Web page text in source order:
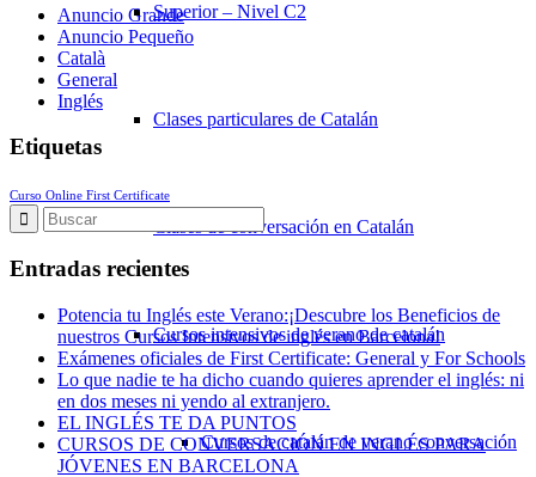
Superior – Nivel C2
Clases particulares de Catalán
Clases de conversación en Catalán
Cursos intensivos de verano de catalán
Cursos de catalán de verano conversación
Anuncio Grande
Anuncio Pequeño
Català
General
Inglés
Etiquetas
Curso Online First Certificate
Entradas recientes
Potencia tu Inglés este Verano:¡Descubre los Beneficios de
nuestros Cursos Intensivos de inglés en Barcelona!
Exámenes oficiales de First Certificate: General y For Schools
Lo que nadie te ha dicho cuando quieres aprender el inglés: ni
en dos meses ni yendo al extranjero.
EL INGLÉS TE DA PUNTOS
CURSOS DE CONVERSACIÓN EN INGLÉS PARA
JÓVENES EN BARCELONA